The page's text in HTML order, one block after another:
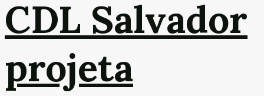
CDL Salvador
projeta